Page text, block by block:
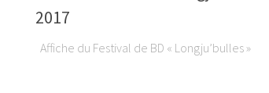
2017
Affiche du Festival de BD « Longju’bulles »